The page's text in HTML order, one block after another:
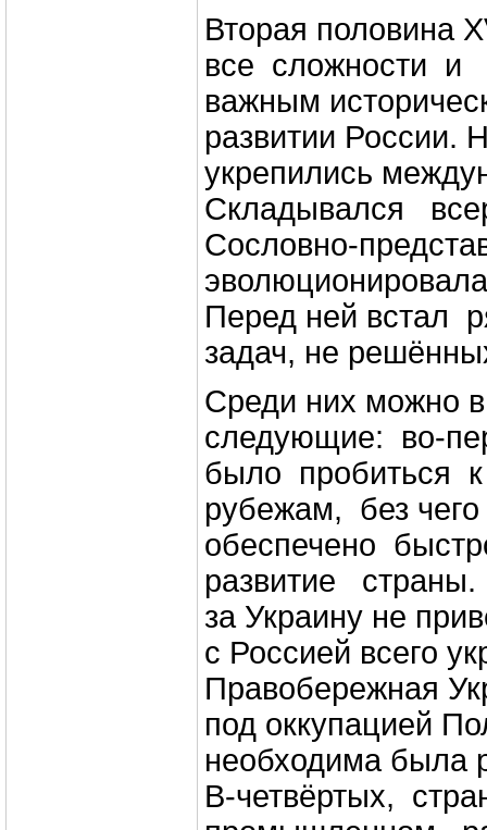
Вторая половина
все сложности и
важным
развитии России.
укрепились
Складывался
Сословно-
Перед ней встал
задач, не
Среди них можно
следующие: во-
было пробиться
рубежам, без
обеспечено
развитие
за Украину не
с Россией всего
Правобережная
под оккупацией
необходима была
В-четвёртых,